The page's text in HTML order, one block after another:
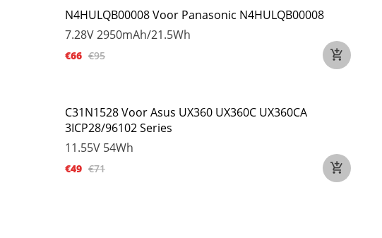
N4HULQB00008 Voor Panasonic N4HULQB00008
7.28V2950mAh/21.5Wh
€66 €95
C31N1528 Voor Asus UX360 UX360C UX360CA
3ICP28/96102 Series
11.55V 54Wh
€49 €71